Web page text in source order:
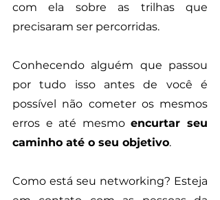
com ela sobre as trilhas que
precisaram ser percorridas.
Conhecendo alguém que passou
por tudo isso antes de você é
possível não cometer os mesmos
erros e até mesmo encurtar seu
caminho até o seu objetivo.
Como está seu networking? Esteja